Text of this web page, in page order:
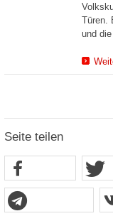
Türen.
und
Seite teilen